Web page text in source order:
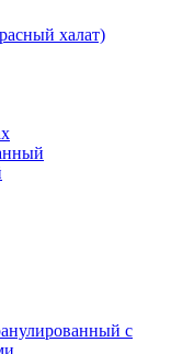
халат)
с